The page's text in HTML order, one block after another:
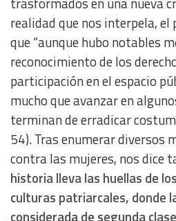
realidad que nos interpela,
que “aunque hubo notables
reconocimiento de los
participación en el espacio
mucho que avanzar en
terminan de erradicar
54). Tras enumerar diversos
contra las mujeres, nos dice
historia lleva las huellas de
culturas patriarcales, donde
considerada de segunda